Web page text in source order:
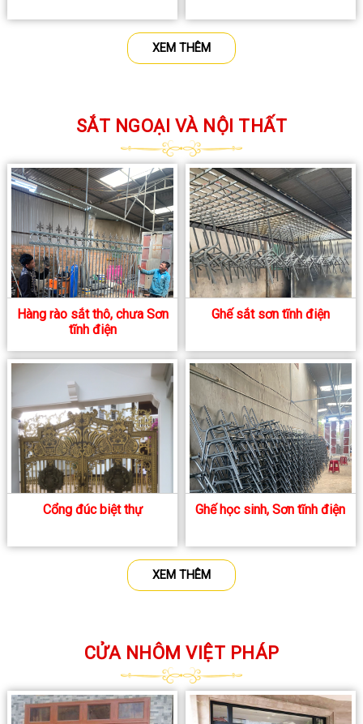
XEM THÊM
SẮT NGOẠI VÀ NỘI THẤT
Hàng rào sắt thô, chưa Sơn
tĩnh điện
Ghế sắt sơn tĩnh điện
Cổng đúc biệt thự Ghế học sinh, Sơn tĩnh điện
XEM THÊM
CỬA NHÔM VIỆT PHÁP